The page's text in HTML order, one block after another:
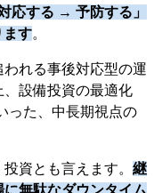
応する → 予防する」
ます。
れる事後対応型の運
設備投資の最適化
った、中長期視点の
資とも言えます。 継